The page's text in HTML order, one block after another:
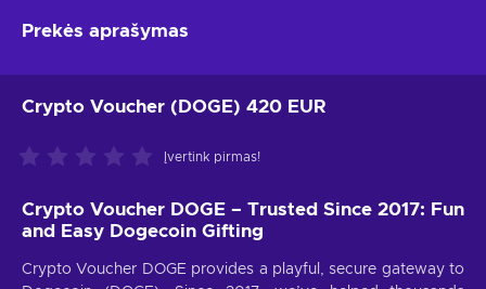
Prekės aprašymas
Crypto Voucher (DOGE) 420 EUR
Įvertink pirmas!
Crypto Voucher DOGE – Trusted Since 2017: Fun
and Easy Dogecoin Gifting
Crypto Voucher DOGE provides a playful, secure gateway to